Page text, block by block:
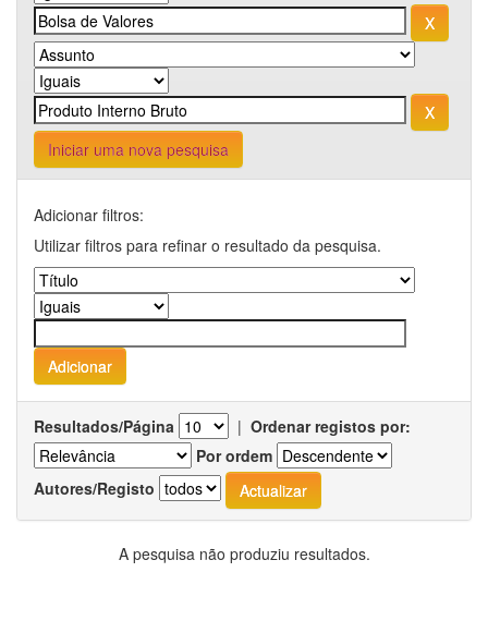
Iniciar uma nova pesquisa
Adicionar filtros:
Utilizar filtros para refinar o resultado da pesquisa.
Resultados/Página | Ordenar registos por:
Por ordem
Autores/Registo
A pesquisa não produziu resultados.